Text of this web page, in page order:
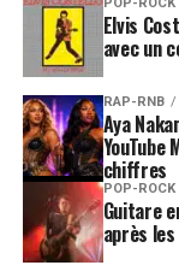
Elvis
avec un
RAP-RNB
Aya
chiffres
POP-ROCK
Guitare
après